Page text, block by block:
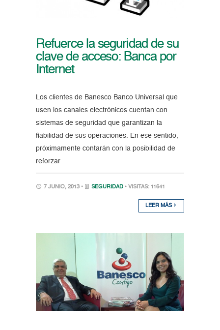
Refuerce la seguridad de su
clave de acceso: Banca por
Internet
Los clientes de Banesco Banco Universal que
usen los canales electrónicos cuentan con
sistemas de seguridad que garantizan la
fiabilidad de sus operaciones. En ese sentido,
próximamente contarán con la posibilidad de
reforzar
7 JUNIO, 2013 • SEGURIDAD • VISITAS: 11641
LEER MÁS